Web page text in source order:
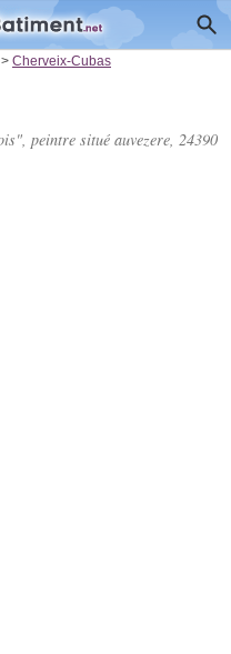
> Cherveix-Cubas
peintre situé auvezere, 24390